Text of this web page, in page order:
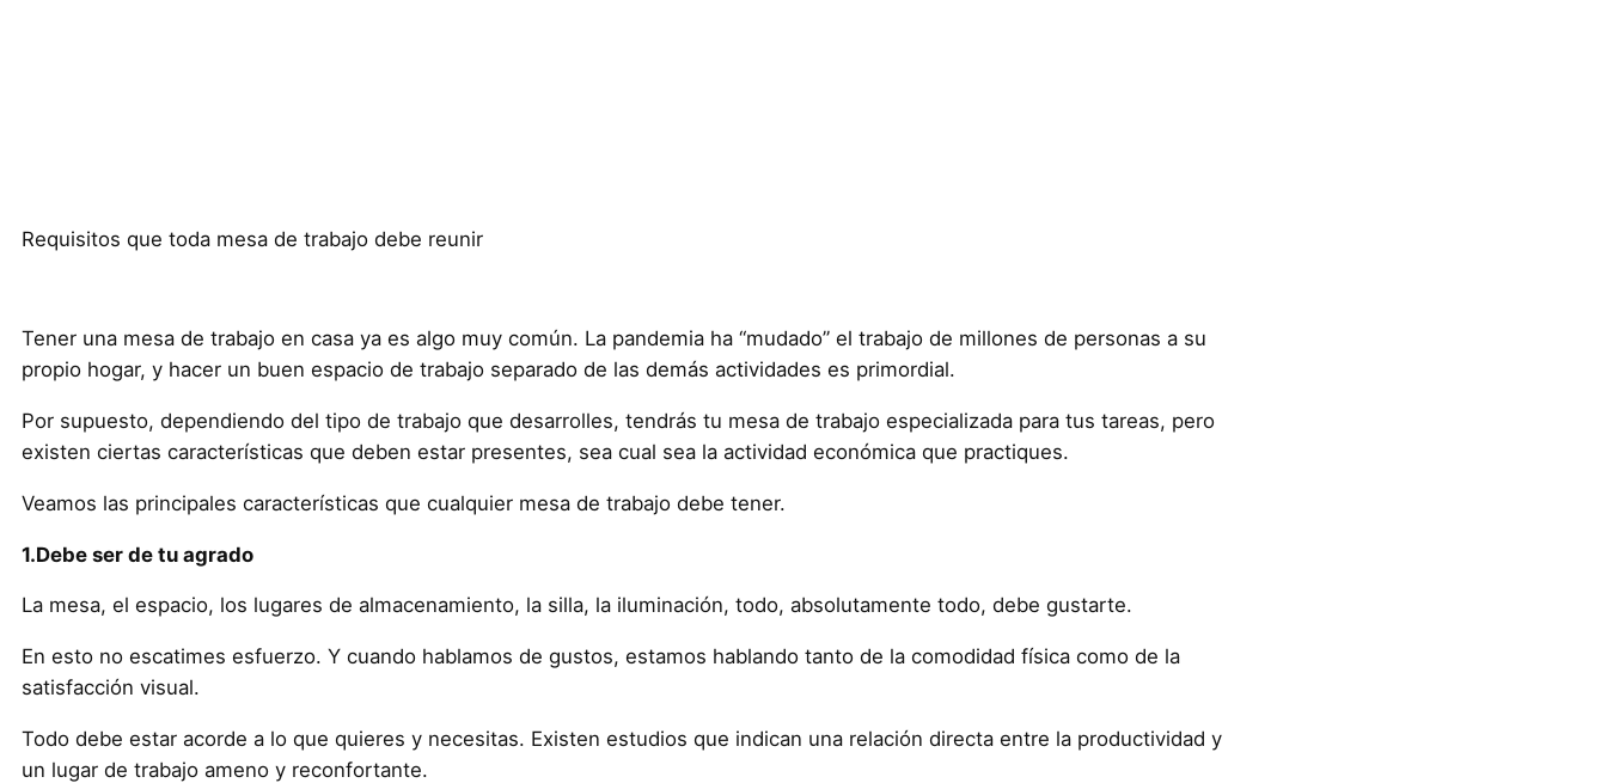
Requisitos que toda mesa de trabajo debe reunir
Tener una mesa de trabajo en casa ya es algo muy común. La pandemia ha “mudado” el trabajo de millones de personas a su
propio hogar, y hacer un buen espacio de trabajo separado de las demás actividades es primordial.
Por supuesto, dependiendo del tipo de trabajo que desarrolles, tendrás tu mesa de trabajo especializada para tus tareas, pero
existen ciertas características que deben estar presentes, sea cual sea la actividad económica que practiques.
Veamos las principales características que cualquier mesa de trabajo debe tener.
1.Debe ser de tu agrado
La mesa, el espacio, los lugares de almacenamiento, la silla, la iluminación, todo, absolutamente todo, debe gustarte.
En esto no escatimes esfuerzo. Y cuando hablamos de gustos, estamos hablando tanto de la comodidad física como de la
satisfacción visual.
Todo debe estar acorde a lo que quieres y necesitas. Existen estudios que indican una relación directa entre la productividad y
un lugar de trabajo ameno y reconfortante.